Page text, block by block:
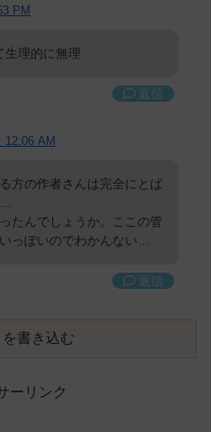
PM
生理的に無理
返信
12:06 AM
方の作者さんは完全にとば
たんでしょうか。ここの管
っぽいのでわかんない…
返信
を書き込む
ーリンク